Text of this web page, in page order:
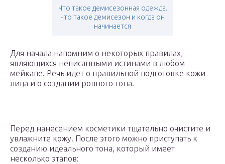
Что такое демисезонная одежда.
что такое демисезон и когда он
начинается
Для начала напомним о некоторых правилах,
являющихся неписанными истинами в любом
мейкапе. Речь идет о правильной подготовке кожи
лица и о создании ровного тона.
Перед нанесением косметики тщательно очистите и
увлажните кожу. После этого можно приступать к
созданию идеального тона, который имеет
несколько этапов: